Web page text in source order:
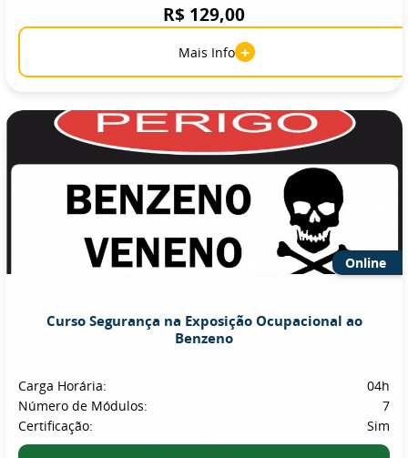
R$ 129,00
Mais Info +
Online
Curso Segurança na Exposição Ocupacional ao
Benzeno
Carga Horária:
04h
Número de Módulos:
7
Certificação:
Sim